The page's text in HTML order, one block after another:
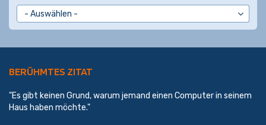
BERÜHMTES ZITAT
"Es gibt keinen Grund, warum jemand einen Computer in seinem
Haus haben möchte."